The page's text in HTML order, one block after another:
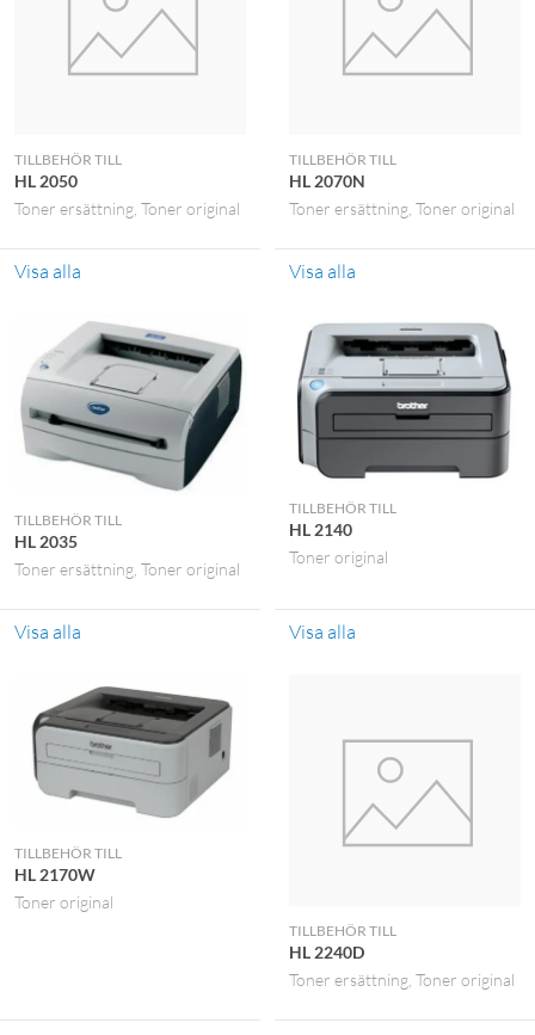
TILLBEHÖR TILL
HL 2050
Toner ersättning Toner original
Visa alla
TILLBEHÖR TILL
HL 2070N
Toner ersättning Toner original
Visa alla
TILLBEHÖR TILL
HL 2035
Toner ersättning Toner original
Visa alla
TILLBEHÖR TILL
HL 2140
Toner original
Visa alla
TILLBEHÖR TILL
HL 2170W
Toner original
TILLBEHÖR TILL
HL 2240D
Toner ersättning Toner original